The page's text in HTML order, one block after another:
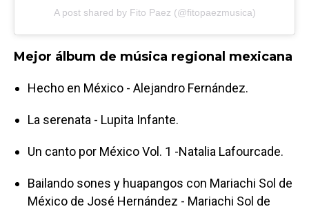
A post shared by Fito Paez (@fitopaezmusica)
Mejor álbum de música regional mexicana
Hecho en México - Alejandro Fernández.
La serenata - Lupita Infante.
Un canto por México Vol. 1 -Natalia Lafourcade.
Bailando sones y huapangos con Mariachi Sol de
México de José Hernández - Mariachi Sol de